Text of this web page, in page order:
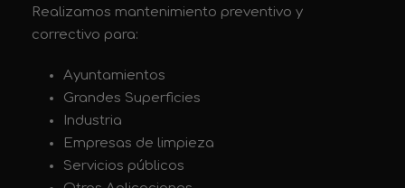
Realizamos mantenimiento preventivo y
correctivo para:
Ayuntamientos
Grandes Superficies
Industria
Empresas de limpieza
Servicios públicos